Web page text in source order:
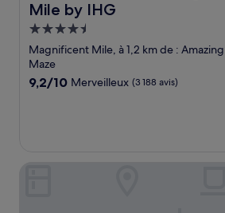
Mile by IHG
Hébergement
4.5 étoiles
Magnificent Mile, à 1,2 km de :
Maze
9.2
9,2/10 Merveilleux (3 188 avis)